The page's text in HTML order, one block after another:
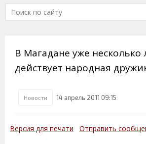
В Магадане уже несколько
действует народная
Новости 14 апрель 2011 09:15
Версия для печати Отправить